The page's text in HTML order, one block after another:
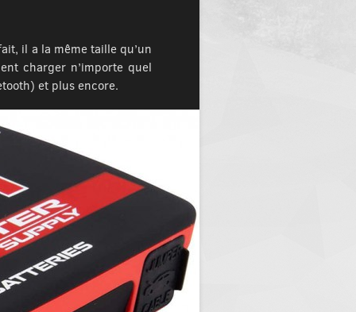
il a la même taille qu’un
charger n’importe quel
et plus encore.